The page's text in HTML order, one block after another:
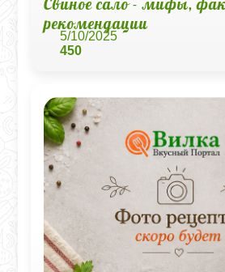
Свиное сало - мифы,
рекомендации
5/10/2025
450